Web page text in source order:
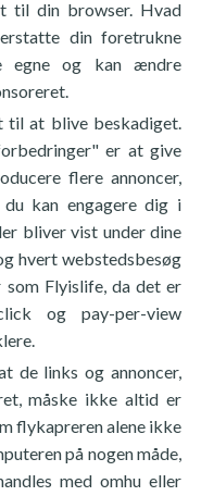
til din browser. Hvad
din foretrukne
egne og kan ændre
til at blive beskadiget.
er at give
flere annoncer,
kan engagere dig i
bliver vist under dine
hvert webstedsbesøg
Flyislife, da det er
og pay-per-view
de links og annoncer,
måske ikke altid er
flykapreren alene ikke
på nogen måde,
med omhu eller